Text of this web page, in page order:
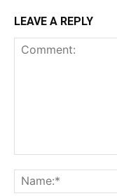
LEAVE A REPLY